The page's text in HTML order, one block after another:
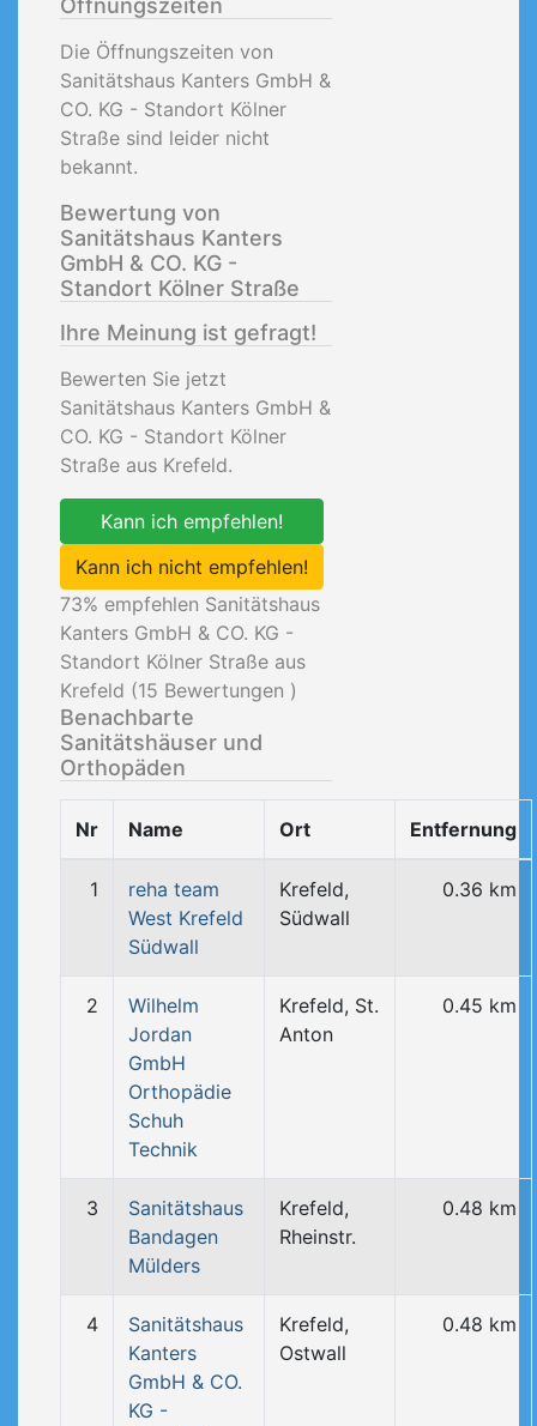
Öffnungszeiten
Die Öffnungszeiten von
Sanitätshaus Kanters GmbH &
CO. KG - Standort Kölner
Straße sind leider nicht
bekannt.
Bewertung von
Sanitätshaus Kanters
GmbH & CO. KG -
Standort Kölner Straße
Ihre Meinung ist gefragt!
Bewerten Sie jetzt
Sanitätshaus Kanters GmbH &
CO. KG - Standort Kölner
Straße aus Krefeld.
Kann ich empfehlen!
Kann ich nicht empfehlen!
73% empfehlen Sanitätshaus
Kanters GmbH & CO. KG -
Standort Kölner Straße aus
Krefeld (15 Bewertungen )
Benachbarte
Sanitätshäuser und
Orthopäden
Nr Name Ort Entfernung
1
reha team
West Krefeld
Südwall
Krefeld,
Südwall
0.36 km
2
Wilhelm
Jordan
GmbH
Orthopädie
Schuh
Technik
Krefeld, St.
Anton
0.45 km
3
Sanitätshaus
Bandagen
Mülders
Krefeld,
Rheinstr.
0.48 km
4
Sanitätshaus
Kanters
GmbH & CO.
KG -
Krefeld,
Ostwall
0.48 km